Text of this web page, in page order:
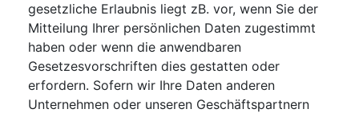
gesetzliche Erlaubnis liegt zB. vor, wenn Sie der
Mitteilung Ihrer persönlichen Daten zugestimmt
haben oder wenn die anwendbaren
Gesetzesvorschriften dies gestatten oder
erfordern. Sofern wir Ihre Daten anderen
Unternehmen oder unseren Geschäftspartnern